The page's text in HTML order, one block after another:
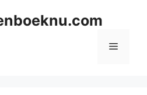
Menu